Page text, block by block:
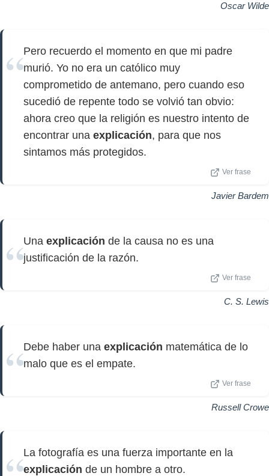
Oscar Wilde
Pero recuerdo el momento en que mi padre
murió. Yo no era un católico muy
comprometido de antemano, pero cuando eso
sucedió de repente todo se volvió tan obvio:
ahora creo que la religión es nuestro intento de
encontrar una explicación, para que nos
sintamos más protegidos.
Ver frase
Javier Bardem
Una explicación de la causa no es una
justificación de la razón.
Ver frase
C. S. Lewis
Debe haber una explicación matemática de lo
malo que es el empate.
Ver frase
Russell Crowe
La fotografía es una fuerza importante en la
explicación de un hombre a otro.